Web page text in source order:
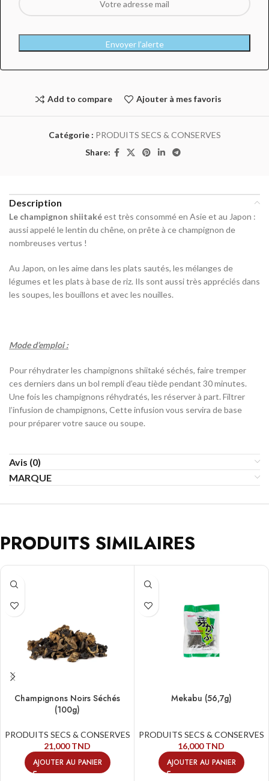
Envoyer l’alerte
Add to compare Ajouter à mes favoris
Catégorie : PRODUITS SECS & CONSERVES
Share:
Description
Le champignon shiitakéest très consommé en Asie et au Japon :
aussi appelé le lentin du chêne, on prête à ce champignon de
nombreuses vertus !
Au Japon, on les aime dans les plats sautés, les mélanges de
légumes et les plats à base de riz. Ils sont aussi très appréciés dans
les soupes, les bouillons et avec les nouilles.
Mode d’emploi :
Pour réhydrater les champignons shiitaké séchés, faire tremper
ces derniers dans un bol rempli d’eau tiède pendant 30 minutes.
Une fois les champignons réhydratés, les réserver à part. Filtrer
l’infusion de champignons, Cette infusion vous servira de base
pour préparer votre sauce ou soupe.
Avis (0)
MARQUE
PRODUITS SIMILAIRES
Champignons Noirs Séchés
(100g)
PRODUITS SECS & CONSERVES
21,000TND
AJOUTER AU PANIER
Mekabu (56,7g)
PRODUITS SECS & CONSERVES
16,000TND
AJOUTER AU PANIER